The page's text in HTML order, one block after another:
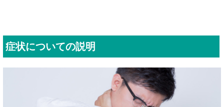
症状についての説明